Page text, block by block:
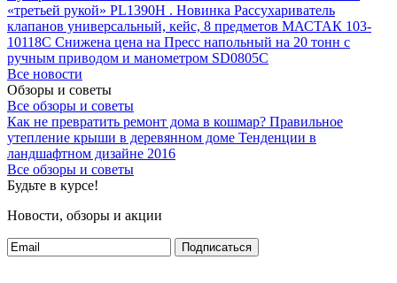
«третьей рукой» PL1390H . Новинка Рассухариватель
клапанов универсальный, кейс, 8 предметов МАСТАК 103-
10118C Снижена цена на Пресс напольный на 20 тонн с
ручным приводом и манометром SD0805C
Все новости
Обзоры и советы
Все обзоры и советы
Как не превратить ремонт дома в кошмар? Правильное
утепление крыши в деревянном доме Тенденции в
ландшафтном дизайне 2016
Все обзоры и советы
Будьте в курсе!
Новости, обзоры и акции
Подписаться